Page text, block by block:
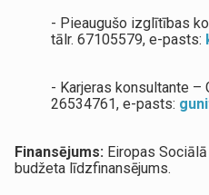
- Pieaugušo izglītības
tālr. 67105579, e-pasts:
- Karjeras konsultante –
26534761, e-pasts:
Finansējums: Eiropas
budžeta līdzfinansējums.